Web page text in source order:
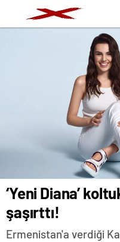
‘Yeni Diana’
şaşırttı!
Ermenistan'a verdiği